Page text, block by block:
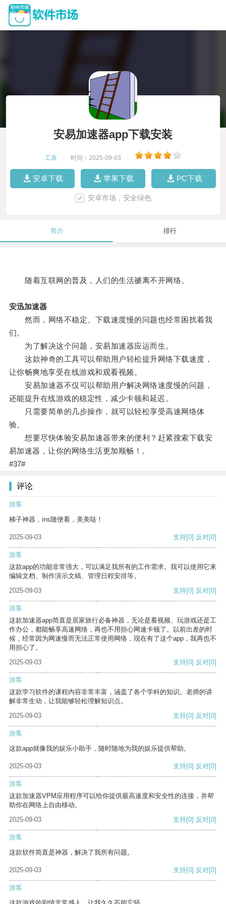
安易加速器app下载安装
工具 时间：2025-09-03
安卓下载 苹果下载 PC下载
安卓市场，安全绿色
简介 排行
随着互联网的普及，人们的生活禠离不开网络。
安迅加速器
然而，网络不稳定、下载速度慢的问题也经常困扰着我
们。
为了解决这个问题，安易加速器应运而生。
这款神奇的工具可以帮助用户轻松提升网络下载速度，
让你畅爽地享受在线游戏和观看视频。
安易加速器不仅可以帮助用户解决网络速度慢的问题，
还能提升在线游戏的稳定性，减少卡顿和延迟。
只需要简单的几步操作，就可以轻松享受高速网络体
验。
想要尽快体验安易加速器带来的便利？赶紧搜索下载安
易加速器，让你的网络生活更加顺畅！。
#37#
评论
游客
梯子神器，ins随便看，美美哒！
2025-09-03 支持[0] 反对[0]
游客
这款app的功能非常强大，可以满足我所有的工作需求。我可以使用它来
编辑文档、制作演示文稿、管理日程安排等。
2025-09-03
支持[0] 反对[0]
游客
这款加速器app简直是居家旅行必备神器，无论是看视频、玩游戏还是工
作办公，都能畅享高速网络，再也不用担心网速卡顿了。以前出差的时
候，经常因为网速慢而无法正常使用网络，现在有了这个app，我再也不
用担心了。
2025-09-03
支持[0] 反对[0]
游客
这款学习软件的课程内容非常丰富，涵盖了各个学科的知识。老师的讲
解非常生动，让我能够轻松理解知识点。
2025-09-03
支持[0] 反对[0]
游客
这款app就像我的娱乐小助手，随时随地为我的娱乐提供帮助。
2025-09-03 支持[0] 反对[0]
游客
这款加速器VPM应用程序可以给你提供最高速度和安全性的连接，并帮
助你在网络上自由移动。
2025-09-03
支持[0] 反对[0]
游客
这款软件简直是神器，解决了我所有问题。
2025-09-03 支持[0] 反对[0]
游客